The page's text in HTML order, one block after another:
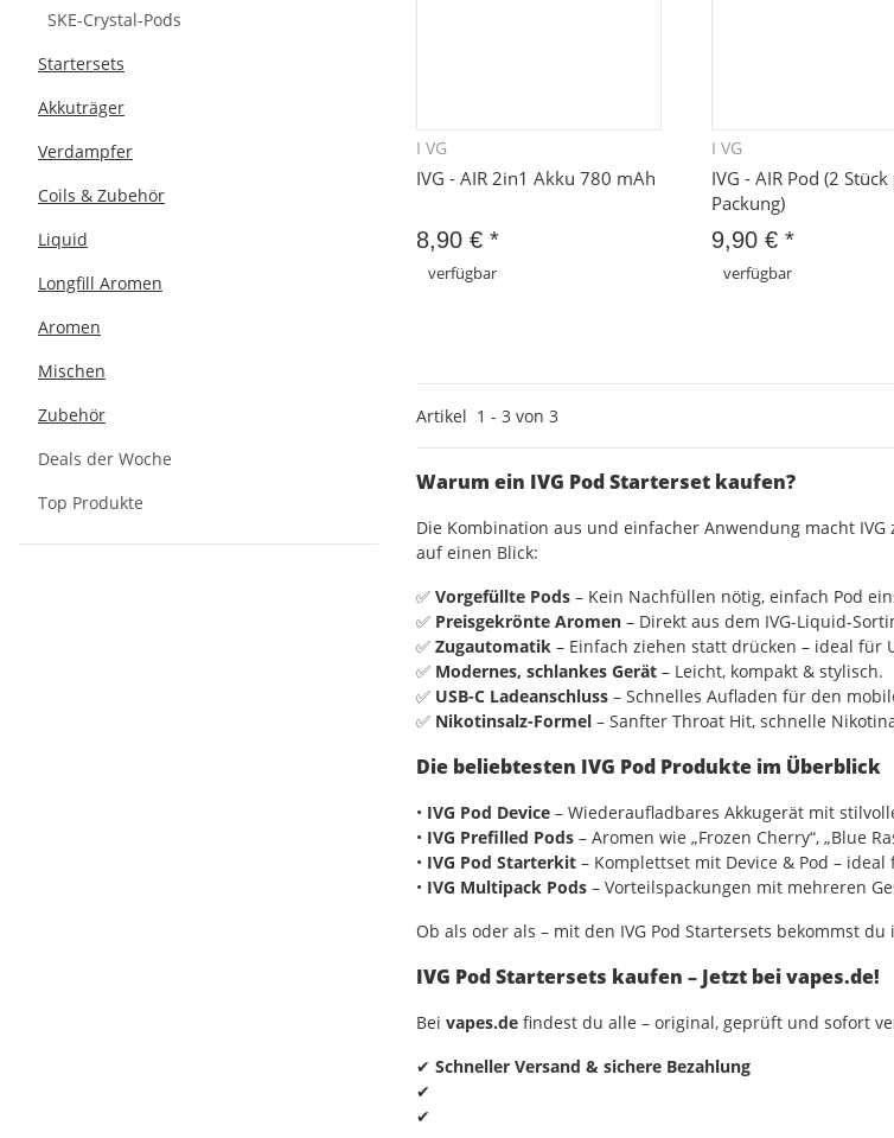
I VG
IVG - AIR 2in1 Akku 780 mAh
8,90 € *
verfügbar
I VG
IVG - AIR Pod (2
Packung)
9,90 € *
verfügbar
Artikel 1 - 3 von 3
Warum ein IVG Pod Starterset kaufen?
Die Kombination aus und einfacher Anwendung macht
auf einen Blick:
✅ Vorgefüllte Pods – Kein Nachfüllen nötig, einfach Pod
✅ Preisgekrönte Aromen – Direkt aus dem IVG-Liquid-
✅ Zugautomatik – Einfach ziehen statt drücken – ideal für
✅ Modernes, schlankes Gerät – Leicht, kompakt & stylisch.
✅ USB-C Ladeanschluss – Schnelles Aufladen für den
✅ Nikotinsalz-Formel – Sanfter Throat Hit, schnelle
Die beliebtesten IVG Pod Produkte im Überblick
• IVG Pod Device – Wiederaufladbares Akkugerät mit
• IVG Prefilled Pods – Aromen wie „Frozen Cherry“, „Blue
• IVG Pod Starterkit – Komplettset mit Device & Pod –
• IVG Multipack Pods – Vorteilspackungen mit mehreren
Ob als oder als – mit den IVG Pod Startersets bekommst
IVG Pod Startersets kaufen – Jetzt bei vapes.de!
Bei vapes.de findest du alle – original, geprüft und sofort
✔ Schneller Versand & sichere Bezahlung
✔
✔
SKE-Crystal-Pods
Startersets
Akkuträger
Verdampfer
Coils & Zubehör
Liquid
Longfill Aromen
Aromen
Mischen
Zubehör
Deals der Woche
Top Produkte